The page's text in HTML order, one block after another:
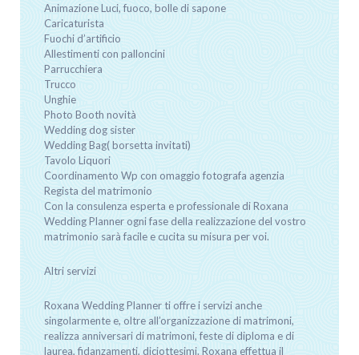
Animazione Luci, fuoco, bolle di sapone
Caricaturista
Fuochi d’artificio
Allestimenti con palloncini
Parrucchiera
Trucco
Unghie
Photo Booth novità
Wedding dog sister
Wedding Bag( borsetta invitati)
Tavolo Liquori
Coordinamento Wp con omaggio fotografa agenzia
Regista del matrimonio
Con la consulenza esperta e professionale di Roxana
Wedding Planner ogni fase della realizzazione del vostro
matrimonio sarà facile e cucita su misura per voi.
Altri servizi
Roxana Wedding Planner ti offre i servizi anche
singolarmente e, oltre all’organizzazione di matrimoni,
realizza anniversari di matrimoni, feste di diploma e di
laurea, fidanzamenti, diciottesimi. Roxana effettua il